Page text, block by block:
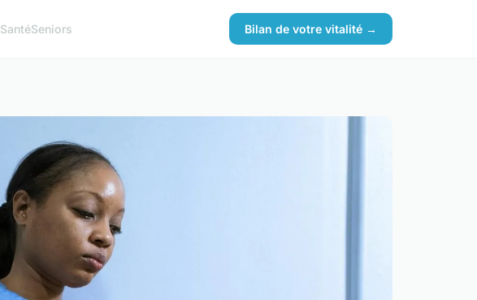
SantéSeniors Bilan de votre vitalité →